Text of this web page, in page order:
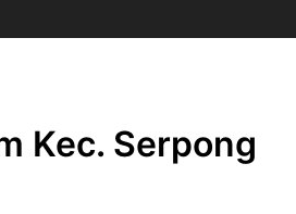
Kec. Serpong